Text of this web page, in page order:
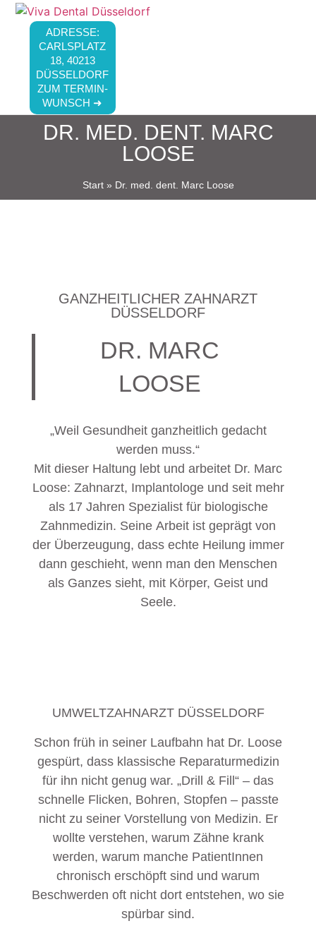
ADRESSE:
CARLSPLATZ
18, 40213
DÜSSELDORF
ZUM TERMIN-
WUNSCH ➜
DR. MED. DENT. MARC
LOOSE
Start» Dr. med. dent. Marc Loose
GANZHEITLICHER ZAHNARZT
DÜSSELDORF
DR. MARC
LOOSE
„Weil Gesundheit ganzheitlich gedacht
werden muss.“
Mit dieser Haltung lebt und arbeitet Dr. Marc
Loose: Zahnarzt, Implantologe und seit mehr
als 17 Jahren Spezialist für biologische
Zahnmedizin. Seine Arbeit ist geprägt von
der Überzeugung, dass echte Heilung immer
dann geschieht, wenn man den Menschen
als Ganzes sieht, mit Körper, Geist und
Seele.
UMWELTZAHNARZT DÜSSELDORF
Schon früh in seiner Laufbahn hat Dr. Loose
gespürt, dass klassische Reparaturmedizin
für ihn nicht genug war. „Drill & Fill“ – das
schnelle Flicken, Bohren, Stopfen – passte
nicht zu seiner Vorstellung von Medizin. Er
wollte verstehen, warum Zähne krank
werden, warum manche PatientInnen
chronisch erschöpft sind und warum
Beschwerden oft nicht dort entstehen, wo sie
spürbar sind.